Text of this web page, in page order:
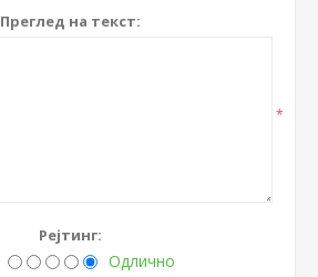
Преглед на текст:
*
Рејтинг:
Одлично